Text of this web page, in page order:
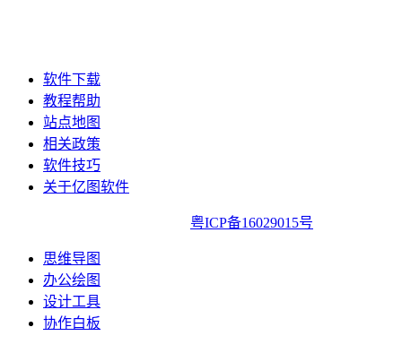
软件下载
教程帮助
站点地图
相关政策
软件技巧
关于亿图软件
粤ICP备16029015号
思维导图
办公绘图
设计工具
协作白板